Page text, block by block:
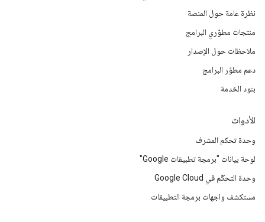
نظرة عامة حول المنصة
منتجات مطوّري البرامج
ملاحظات حول الإصدار
دعم مطوّر البرامج
بنود الخدمة
الأدوات
وحدة تحكم المشرف
لوحة بيانات "برمجة تطبيقات Google"
وحدة التحكّم في Google Cloud
مستكشف واجهات برمجة التطبيقات